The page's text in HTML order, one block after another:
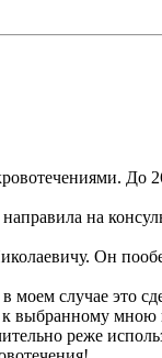
До
на
Он
случае это
выбранному мною
реже